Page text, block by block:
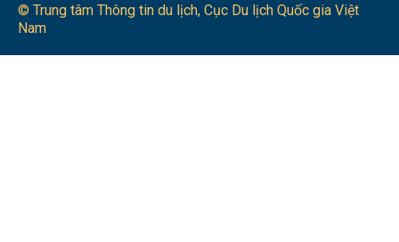
© Trung tâm Thông tin du lịch​, Cục Du lịch Quốc gia Việt
Nam